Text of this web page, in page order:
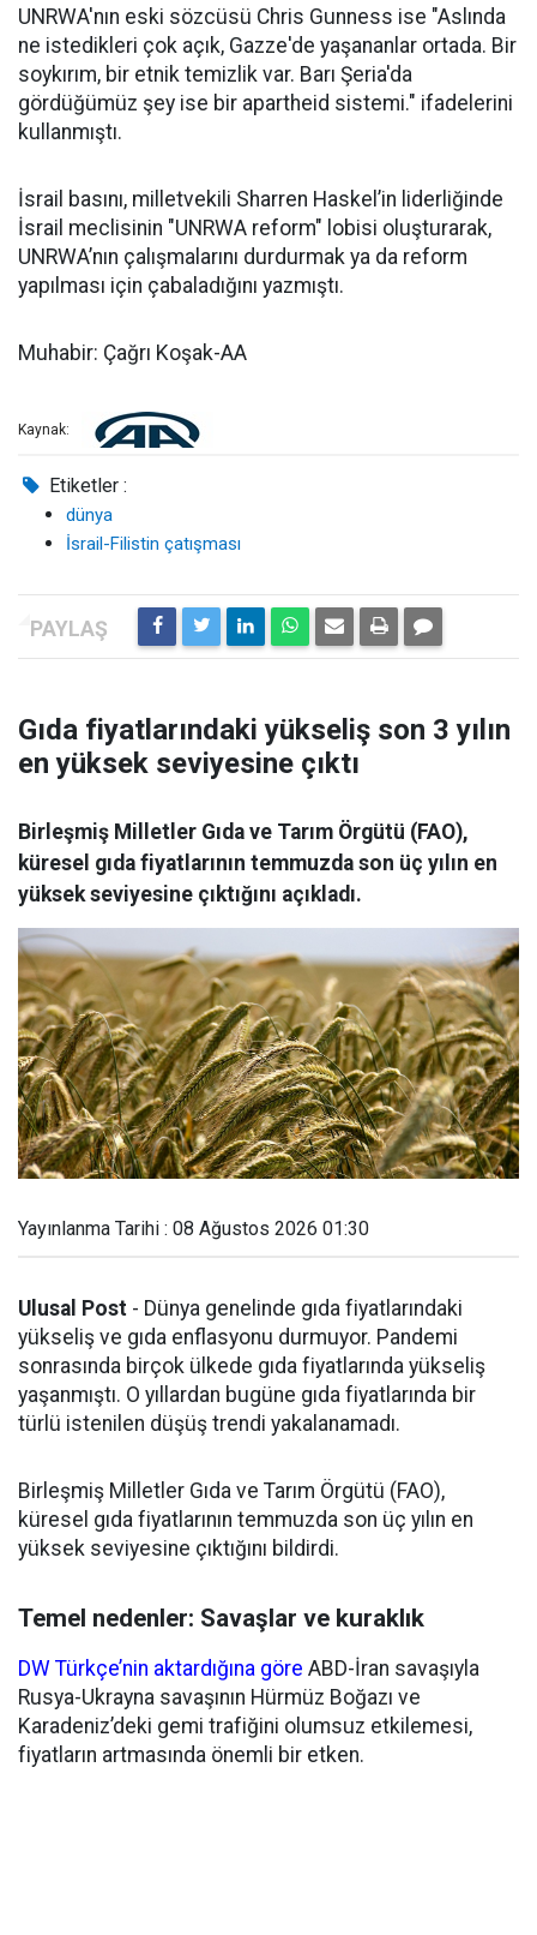
UNRWA'nın eski sözcüsü Chris Gunness ise "Aslında
ne istedikleri çok açık, Gazze'de yaşananlar ortada. Bir
soykırım, bir etnik temizlik var. Barı Şeria'da
gördüğümüz şey ise bir apartheid sistemi." ifadelerini
kullanmıştı.
İsrail basını, milletvekili Sharren Haskel’in liderliğinde
İsrail meclisinin "UNRWA reform" lobisi oluşturarak,
UNRWA’nın çalışmalarını durdurmak ya da reform
yapılması için çabaladığını yazmıştı.
Muhabir: Çağrı Koşak-AA
Kaynak:
Etiketler :
dünya
İsrail-Filistin çatışması
Gıda fiyatlarındaki yükseliş son 3 yılın
en yüksek seviyesine çıktı
Birleşmiş Milletler Gıda ve Tarım Örgütü (FAO),
küresel gıda fiyatlarının temmuzda son üç yılın en
yüksek seviyesine çıktığını açıkladı.
Yayınlanma Tarihi : 08 Ağustos 2026 01:30
Ulusal Post - Dünya genelinde gıda fiyatlarındaki
yükseliş ve gıda enflasyonu durmuyor. Pandemi
sonrasında birçok ülkede gıda fiyatlarında yükseliş
yaşanmıştı. O yıllardan bugüne gıda fiyatlarında bir
türlü istenilen düşüş trendi yakalanamadı.
Birleşmiş Milletler Gıda ve Tarım Örgütü (FAO),
küresel gıda fiyatlarının temmuzda son üç yılın en
yüksek seviyesine çıktığını bildirdi.
Temel nedenler: Savaşlar ve kuraklık
DW Türkçe’nin aktardığına göre ABD-İran savaşıyla
Rusya-Ukrayna savaşının Hürmüz Boğazı ve
Karadeniz’deki gemi trafiğini olumsuz etkilemesi,
fiyatların artmasında önemli bir etken.